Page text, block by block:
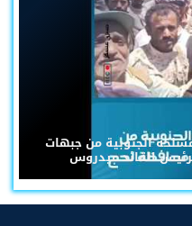
الجنوبية من جبهات
القائد عيدروس